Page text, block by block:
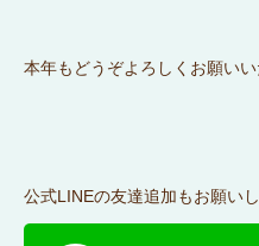
本年もどうぞよろしくお願いい
公式LINEの友達追加もお願いし